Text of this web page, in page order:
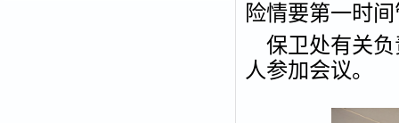
险情要第一时
保卫处有关
人参加会议。